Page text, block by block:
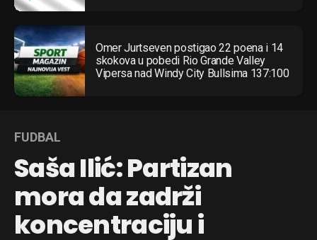
Omer Jurtseven postigao 22 poena i 14
skokova u pobedi Rio Grande Valley
Vipersa nad Windy City Bullsima 137:100
FUDBAL
Saša Ilić: Partizan
mora da zadrži
koncentraciju i